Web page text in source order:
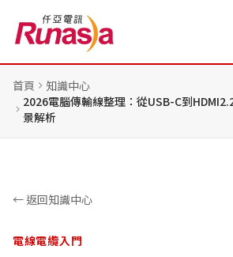
首頁
知識中心
2026電腦傳輸線整理：從USB-C到
景解析
← 返回知識中心
電線電纜入門